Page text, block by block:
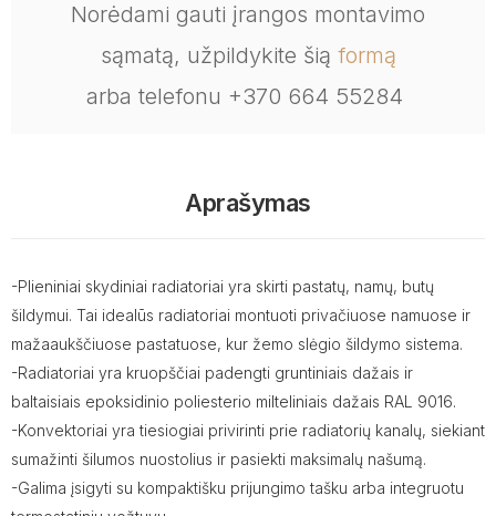
Norėdami gauti įrangos montavimo
sąmatą, užpildykite šią formą
arba telefonu +370 664 55284
Aprašymas
-Plieniniai skydiniai radiatoriai yra skirti pastatų, namų, butų
šildymui. Tai idealūs radiatoriai montuoti privačiuose namuose ir
mažaaukščiuose pastatuose, kur žemo slėgio šildymo sistema.
-Radiatoriai yra kruopščiai padengti gruntiniais dažais ir
baltaisiais epoksidinio poliesterio milteliniais dažais RAL 9016.
-Konvektoriai yra tiesiogiai privirinti prie radiatorių kanalų, siekiant
sumažinti šilumos nuostolius ir pasiekti maksimalų našumą.
-Galima įsigyti su kompaktišku prijungimo tašku arba integruotu